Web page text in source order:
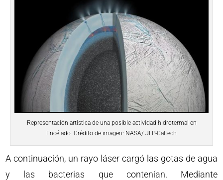
Representación artística de una posible actividad hidrotermal en
Encélado. Crédito de imagen: NASA/ JLP-Caltech
A continuación, un rayo láser cargó las gotas de agua
y las bacterias que contenían. Mediante